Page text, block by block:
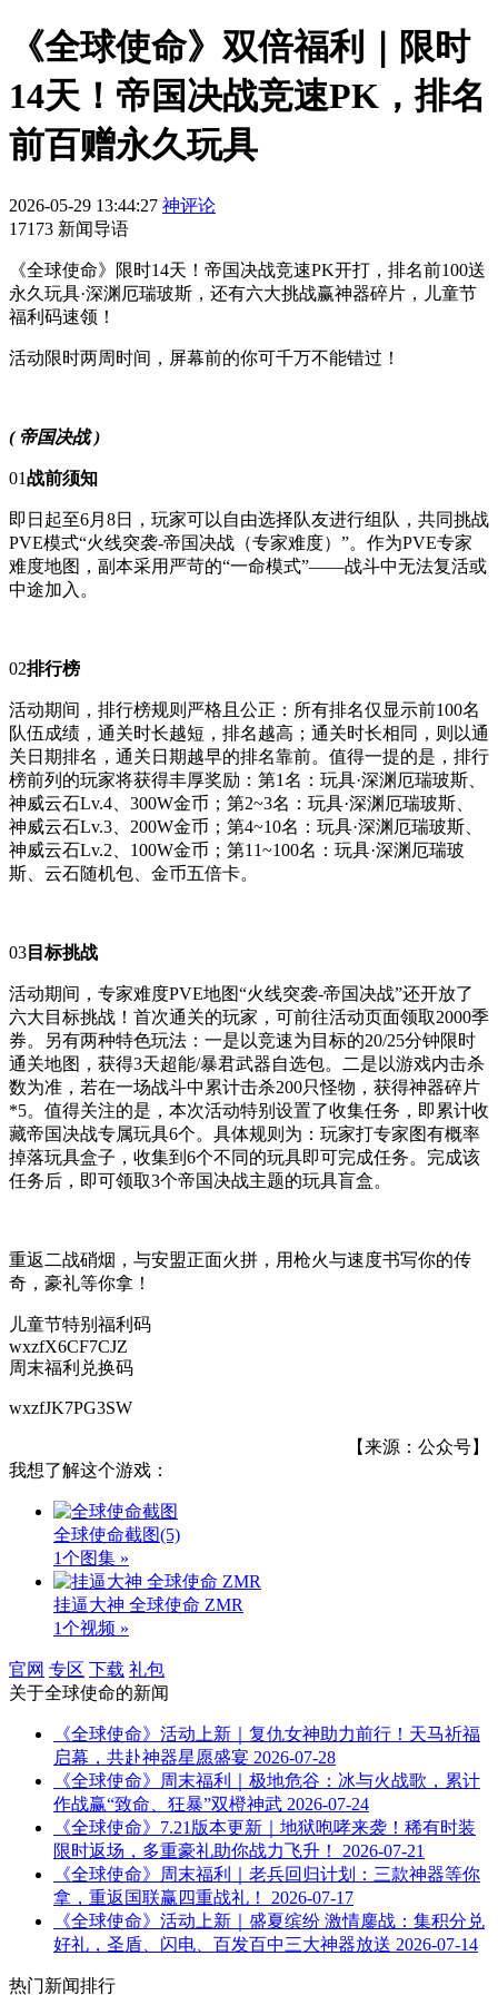
《全球使命》双倍福利｜限时
14天！帝国决战竞速PK，排名
前百赠永久玩具
2026-05-29 13:44:27 神评论
17173 新闻导语
《全球使命》限时14天！帝国决战竞速PK开打，排名前100送
永久玩具·深渊厄瑞玻斯，还有六大挑战赢神器碎片，儿童节
福利码速领！
活动限时两周时间，屏幕前的你可千万不能错过！
( 帝国决战 )
01战前须知
即日起至6月8日，玩家可以自由选择队友进行组队，共同挑战
PVE模式“火线突袭-帝国决战（专家难度）”。作为PVE专家
难度地图，副本采用严苛的“一命模式”——战斗中无法复活或
中途加入。
02排行榜
活动期间，排行榜规则严格且公正：所有排名仅显示前100名
队伍成绩，通关时长越短，排名越高；通关时长相同，则以通
关日期排名，通关日期越早的排名靠前。值得一提的是，排行
榜前列的玩家将获得丰厚奖励：第1名：玩具·深渊厄瑞玻斯、
神威云石Lv.4、300W金币；第2~3名：玩具·深渊厄瑞玻斯、
神威云石Lv.3、200W金币；第4~10名：玩具·深渊厄瑞玻斯、
神威云石Lv.2、100W金币；第11~100名：玩具·深渊厄瑞玻
斯、云石随机包、金币五倍卡。
03 目标挑战
活动期间，专家难度PVE地图“火线突袭-帝国决战”还开放了
六大目标挑战！首次通关的玩家，可前往活动页面领取2000季
券。另有两种特色玩法：一是以竞速为目标的20/25分钟限时
通关地图，获得3天超能/暴君武器自选包。二是以游戏内击杀
数为准，若在一场战斗中累计击杀200只怪物，获得神器碎片
*5。值得关注的是，本次活动特别设置了收集任务，即累计收
藏帝国决战专属玩具6个。具体规则为：玩家打专家图有概率
掉落玩具盒子，收集到6个不同的玩具即可完成任务。完成该
任务后，即可领取3个帝国决战主题的玩具盲盒。
重返二战硝烟，与安盟正面火拼，用枪火与速度书写你的传
奇，豪礼等你拿！
儿童节特别福利码
wxzfX6CF7CJZ
周末福利兑换码
wxzfJK7PG3SW
【来源：公众号】
我想了解这个游戏：
全球使命截图(5)
1个图集 »
挂逼大神 全球使命 ZMR
1个视频 »
官网 专区 下载 礼包
关于全球使命的新闻
《全球使命》活动上新｜复仇女神助力前行！天马祈福
启幕，共赴神器星愿盛宴 2026-07-28
《全球使命》周末福利｜极地危谷：冰与火战歌，累计
作战赢“致命、狂暴”双橙神武 2026-07-24
《全球使命》7.21版本更新｜地狱咆哮来袭！稀有时装
限时返场，多重豪礼助你战力飞升！
2026-07-21
《全球使命》周末福利｜老兵回归计划：三款神器等你
拿，重返国联赢四重战礼！
2026-07-17
《全球使命》活动上新｜盛夏缤纷 激情鏖战：集积分兑
好礼，圣盾、闪电、百发百中三大神器放送 2026-07-14
热门新闻排行